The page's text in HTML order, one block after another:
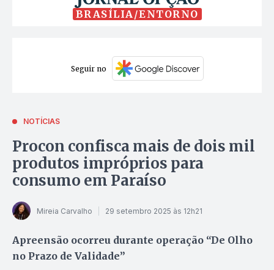
BRASÍLIA/ENTORNO
Seguir no
NOTÍCIAS
Procon confisca mais de dois mil
produtos impróprios para
consumo em Paraíso
Mireia Carvalho 29 setembro 2025 às 12h21
Apreensão ocorreu durante operação “De Olho
no Prazo de Validade”